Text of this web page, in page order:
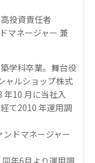
投資責任者
マネージャー 兼
学科卒業。舞台役
ャルショップ株式
年10 月に当社入
て2010 年運用調
ドマネージャー